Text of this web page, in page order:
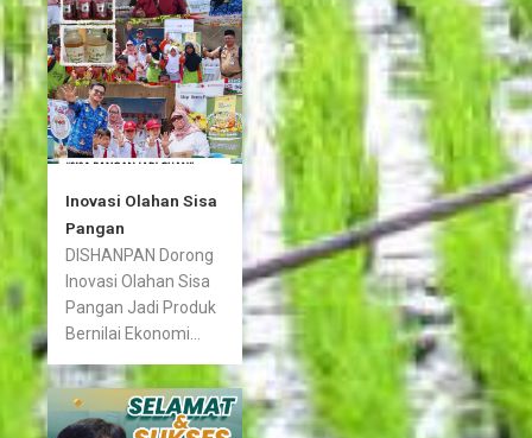
Inovasi Olahan Sisa
Pangan
DISHANPAN Dorong
Inovasi Olahan Sisa
Pangan Jadi Produk
Bernilai Ekonomi...